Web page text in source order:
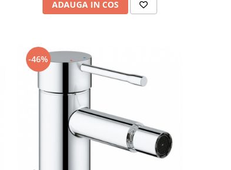
ADAUGA IN COS
-46%